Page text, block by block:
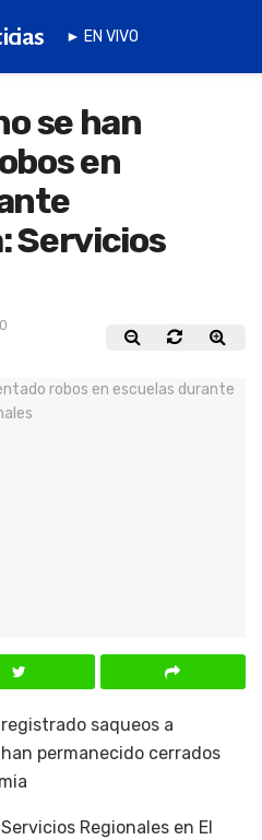
► EN VIVO
se han
en
Servicios
saqueos a
permanecido cerrados
Regionales en El